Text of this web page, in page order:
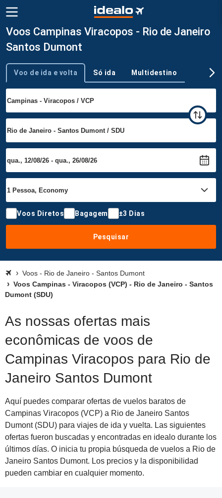
Voos Campinas Viracopos - Rio de Janeiro
Santos Dumont
Tipo de viagem
Voo de ida e volta Só ida Multidestino
Voos Diretos Bagagem ±3 Dias
Pesquisar
Voos - Rio de Janeiro - Santos Dumont
Voos Campinas - Viracopos (VCP) - Rio de Janeiro - Santos
Dumont (SDU)
As nossas ofertas mais
econômicas de voos de
Campinas Viracopos para Rio de
Janeiro Santos Dumont
Aquí puedes comparar ofertas de vuelos baratos de
Campinas Viracopos (VCP) a Rio de Janeiro Santos
Dumont (SDU) para viajes de ida y vuelta. Las siguientes
ofertas fueron buscadas y encontradas en idealo durante los
últimos días. O inicia tu propia búsqueda de vuelos a Rio de
Janeiro Santos Dumont. Los precios y la disponibilidad
pueden cambiar en cualquier momento.